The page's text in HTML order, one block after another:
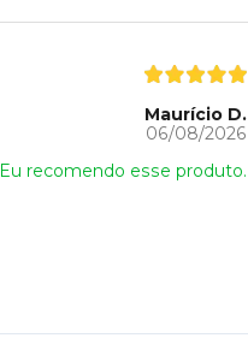
Maurício D.
06/08/2026
Eu recomendo esse produto.